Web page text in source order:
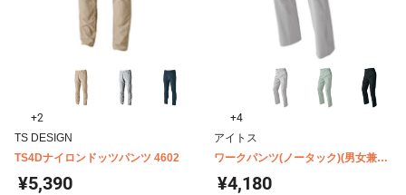
+2
TS DESIGN
TS4Dナイロンドッツパンツ 4602
¥5,390
+4
アイトス
ワークパンツ(ノータック)(男女兼用)
AZ-30550
¥4,180